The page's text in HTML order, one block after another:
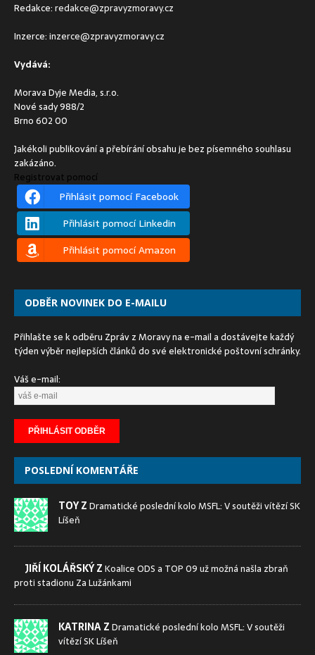
Redakce:redakce@zpravyzmoravy.cz
Inzerce:inzerce@zpravyzmoravy.cz
Vydává:
Morava Dyje Media, s.r.o.
Nové sady 988/2
Brno 602 00
Jakékoli publikování a přebírání obsahu je bez písemného souhlasu
zakázáno.
Registrovat pomocí
Přihlásit pomocí Facebook
Přihlásit pomocí Linkedin
Přihlásit pomocí Amazon
ODBĚR NOVINEK DO E-MAILU
Přihlašte se k odběru Zpráv z Moravy na e-mail a dostávejte každý
týden výběr nejlepších článků do své elektronické poštovní schránky.
Váš e-mail:
POSLEDNÍ KOMENTÁŘE
TOY ZDramatické poslední kolo MSFL: V soutěži vítězí SK
Líšeň
JIŘÍ KOLÁŘSKÝ ZKoalice ODS a TOP 09 už možná našla zbraň
proti stadionu Za Lužánkami
KATRINA ZDramatické poslední kolo MSFL: V soutěži
vítězí SK Líšeň